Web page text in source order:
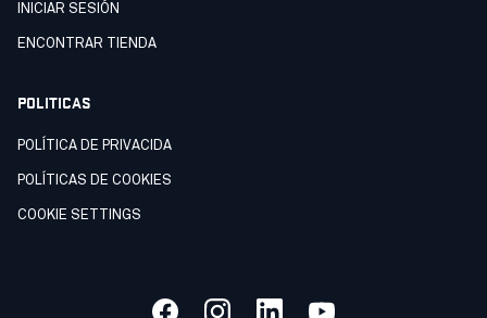
INICIAR SESIÓN
ENCONTRAR TIENDA
POLITICAS
POLÍTICA DE PRIVACIDA
POLÍTICAS DE COOKIES
COOKIE SETTINGS